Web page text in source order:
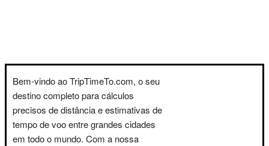
Bem-vindo ao TripTimeTo.com, o seu
destino completo para cálculos
precisos de distância e estimativas de
tempo de voo entre grandes cidades
em todo o mundo. Com a nossa